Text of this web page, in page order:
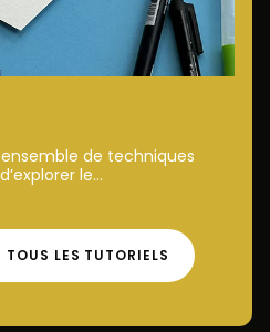
de techniques
le...
TOUS LES TUTORIELS